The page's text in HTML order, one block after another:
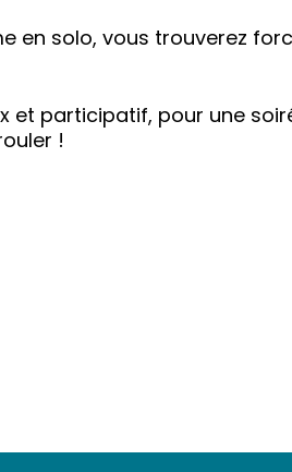
en solo, vous trouverez
et participatif, pour une
!